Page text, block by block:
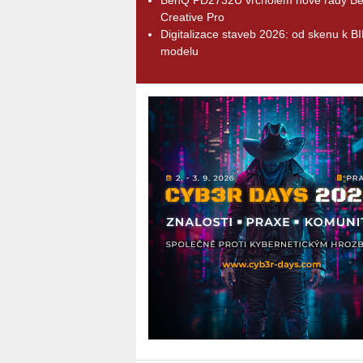
Creative Pro
Digitalizace staveb 2026: od skenu k
modelu